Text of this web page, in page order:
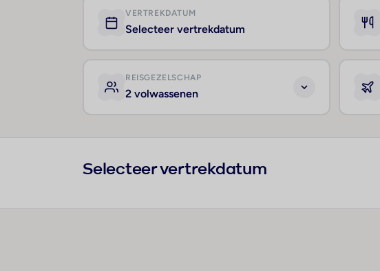
VERTREKDATUM
Selecteer vertrekdatum
REISGEZELSCHAP
2 volwassenen
Selecteer vertrekdatum